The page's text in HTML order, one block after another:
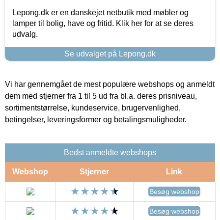
Lepong.dk er en danskejet netbutik med møbler og
lamper til bolig, have og fritid. Klik her for at se deres
udvalg.
Se udvalget på Lepong.dk
Vi har gennemgået de mest populære webshops og anmeldt
dem med stjerner fra 1 til 5 ud fra bl.a. deres prisniveau,
sortimentstørrelse, kundeservice, brugervenlighed,
betingelser, leveringsformer og betalingsmuligheder.
Bedst anmeldte webshops
Webshop Stjerner Link
Besøg webshop
Besøg webshop